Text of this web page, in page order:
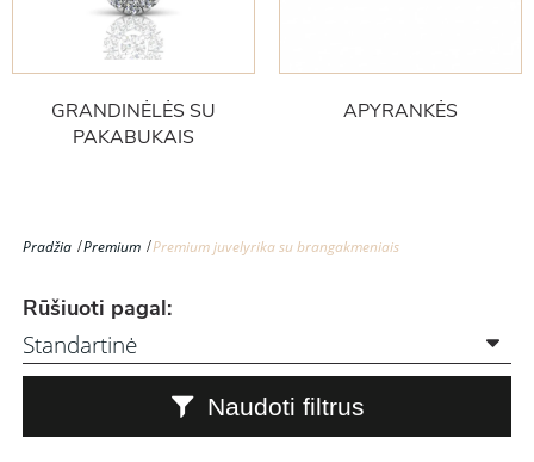
GRANDINĖLĖS SU
PAKABUKAIS
APYRANKĖS
Pradžia Premium Premium juvelyrika su brangakmeniais
Rūšiuoti pagal:
Naudoti filtrus